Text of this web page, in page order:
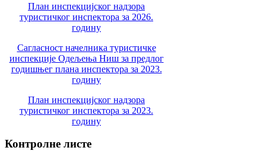
План инспекцијског надзора
туристичког инспектора за 2026.
годину
Сагласност начелника туристичке
инспекције Одељења Ниш за предлог
годишњег плана инспектора за 2023.
годину
План инспекцијског надзора
туристичког инспектора за 2023.
годину
Контролне листе